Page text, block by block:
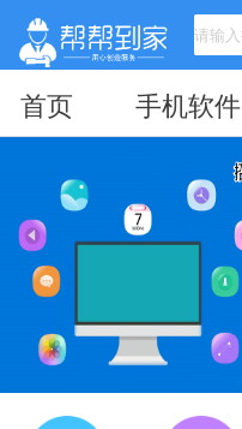
首页 手机软件